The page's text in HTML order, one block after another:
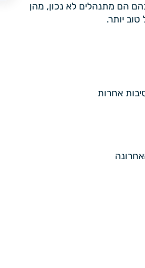
הם מתנהלים לא נכון, מהן
יותר.
אחרות